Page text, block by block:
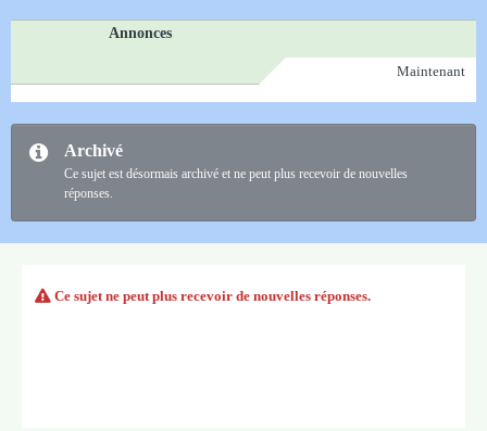
Annonces
Maintenant
Archivé
Ce sujet est désormais archivé et ne peut plus recevoir de nouvelles
réponses.
Ce sujet ne peut plus recevoir de nouvelles réponses.